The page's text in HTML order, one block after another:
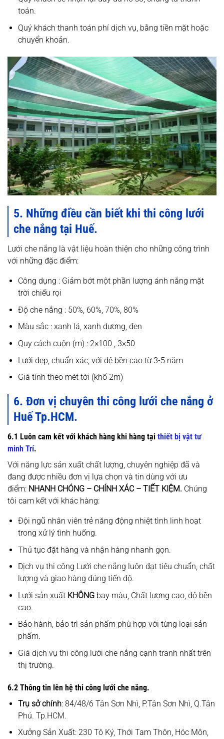
toán.
Quý khách thanh toán phí dịch vụ, bằng tiền mặt hoặc
chuyển khoản.
5. Những điều cần biết khi thi công lưới
che nắng tại Huế.
Lưới che nắng là vật liệu hoàn thiện cho những công trình
với những đặc điểm:
Công dụng : Giảm bớt một phần lượng ánh nắng mặt
trời chiếu rọi
Độ che nắng : 50%, 60%, 70%, 80%
Màu sắc : xanh lá, xanh dương, đen
Quy cách cuộn (m) : 2×100 , 3×50
Lưới đẹp, chuẩn xác, với đệ bền cao từ 3-5 năm
Giá tính theo mét tới (khổ 2m)
6. Đơn vị chuyên thi công lưới che nắng ở
Huế Tp.HCM.
6.1 Luôn cam kết với khách hàng khi hàng tại thiết bị vật tư
minh Trí.
Với năng lực sản xuất chất lượng, chuyên nghiệp đã và
đang được nhiều đơn vị lựa chọn và tin dùng với ưu
điểm: NHANH CHÓNG – CHÍNH XÁC – TIẾT KIỆM. Chúng
tôi cam kết với khác hàng:
Đội ngũ nhân viên trẻ năng động nhiệt tình linh hoạt
trong xử lý tình huống.
Thủ tục đặt hàng và nhận hàng nhanh gọn.
Dịch vụ thi công Lưới che nắng luôn đạt tiêu chuẩn, chất
lượng và giao hàng đúng tiến độ.
Lưới sản xuất KHÔNGbay màu, Chất lượng cao, độ bền
cao.
Bảo hành, bảo trì sản phẩm phù hợp với từng loại sản
phẩm.
Giá dịch vụ thi công lưới che nắng cạnh tranh nhất trên
thị trường.
6.2 Thông tin lên hệ thi công lưới che nắng.
Trụ sở chính: 84/48/6 Tân Sơn Nhì, P.Tân Sơn Nhì, Q.Tân
Phú. Tp.HCM.
Xưởng Sản Xuất: 230 Tô Ký, Thới Tam Thôn, Hóc Môn,